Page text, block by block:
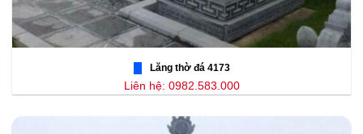
Lăng thờ đá 4173
Liên hệ: 0982.583.000